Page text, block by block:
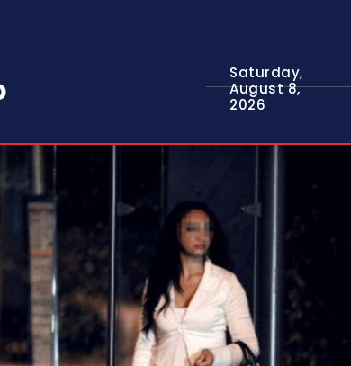
Saturday,
August 8,
2026